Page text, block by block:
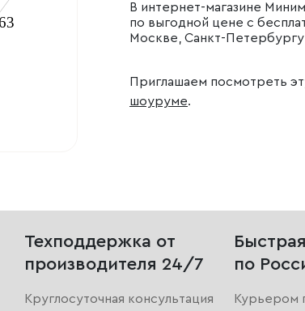
В интернет-магазине
по выгодной цене с
Москве, Санкт-Петербургу
Приглашаем посмотреть
шоуруме.
Техподдержка от
производителя 24/7
Круглосуточная консультация
по
Курьером